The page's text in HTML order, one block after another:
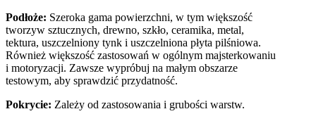
Podłoże: Szeroka gama powierzchni, w tym większość
tworzyw sztucznych, drewno, szkło, ceramika, metal,
tektura, uszczelniony tynk i uszczelniona płyta pilśniowa.
Również większość zastosowań w ogólnym majsterkowaniu
i motoryzacji. Zawsze wypróbuj na małym obszarze
testowym, aby sprawdzić przydatność.
Pokrycie: Zależy od zastosowania i grubości warstw.